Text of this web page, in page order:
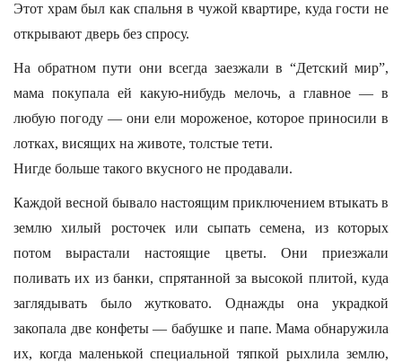
Этот храм был как спальня в чужой квартире, куда гости не
открывают дверь без спросу.
На обратном пути они всегда заезжали в “Детский мир”,
мама покупала ей какую-нибудь мелочь, а главное — в
любую погоду — они ели мороженое, которое приносили в
лотках, висящих на животе, толстые тети.
Нигде больше такого вкусного не продавали.
Каждой весной бывало настоящим приключением втыкать в
землю хилый росточек или сыпать семена, из которых
потом вырастали настоящие цветы. Они приезжали
поливать их из банки, спрятанной за высокой плитой, куда
заглядывать было жутковато. Однажды она украдкой
закопала две конфеты — бабушке и папе. Мама обнаружила
их, когда маленькой специальной тяпкой рыхлила землю,